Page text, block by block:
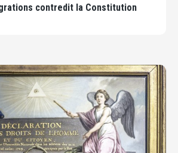
contredit la Constitution